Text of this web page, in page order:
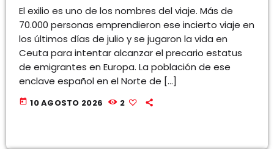
El exilio es uno de los nombres del viaje. Más de
70.000 personas emprendieron ese incierto viaje en
los últimos días de julio y se jugaron la vida en
Ceuta para intentar alcanzar el precario estatus
de emigrantes en Europa. La población de ese
enclave español en el Norte de […]
today 10 AGOSTO 2026 2